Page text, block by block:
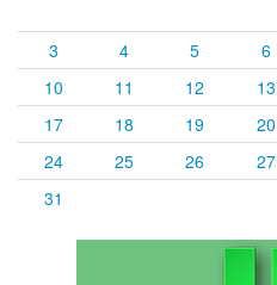
3
4 5 6
10
11 12 13
17
18 19 20
24
25 26 27
31